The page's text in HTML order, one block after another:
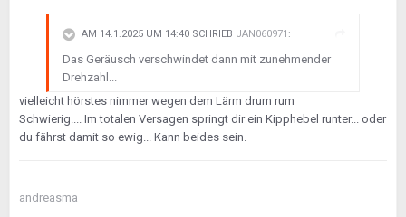
AM 14.1.2025 UM 14:40 SCHRIEB JAN060971 :
Das Geräusch verschwindet dann mit zunehmender
Drehzahl...
vielleicht hörstes nimmer wegen dem Lärm drum rum
Schwierig.... Im totalen Versagen springt dir ein Kipphebel runter... oder
du fährst damit so ewig... Kann beides sein.
andreasma